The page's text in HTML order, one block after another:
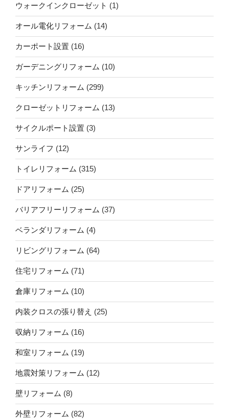
ウォークインクローゼット (1)
オール電化リフォーム (14)
カーポート設置 (16)
ガーデニングリフォーム (10)
キッチンリフォーム (299)
クローゼットリフォーム (13)
サイクルポート設置 (3)
サンライフ (12)
トイレリフォーム (315)
ドアリフォーム (25)
バリアフリーリフォーム (37)
ベランダリフォーム (4)
リビングリフォーム (64)
住宅リフォーム (71)
倉庫リフォーム (10)
内装クロスの張り替え (25)
収納リフォーム (16)
和室リフォーム (19)
地震対策リフォーム (12)
壁リフォーム (8)
外壁リフォーム (82)